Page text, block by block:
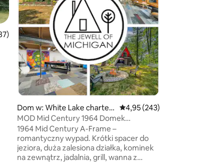
4,91 na 5, liczba recenzji: 187
Dom w: White Lake charter
Township
Średnia ocena: 4,95
4,95 (243)
MOD Mid Century 1964 Domek
z pokojem gier
1964 Mid Century A-Frame –
romantyczny wypad. Krótki spacer do
jeziora, duża zalesiona działka, kominek
na zewnątrz, jadalnia, grill, wanna z